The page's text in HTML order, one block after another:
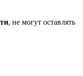
, не могут оставлять